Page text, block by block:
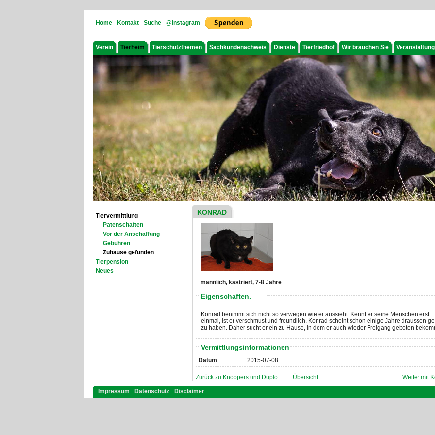
Home Kontakt Suche @instagram
Verein Tierheim Tierschutzthemen Sachkundenachweis Dienste Tierfriedhof Wir brauchen Sie
Tiervermittlung
Patenschaften
Vor der Anschaffung
Gebühren
Zuhause gefunden
Tierpension
Neues
KONRAD
männlich, kastriert, 7-8 Jahre
Eigenschaften.
Konrad benimmt sich nicht so verwegen wie er aussieht. Kennt er seine Menschen erst
einmal, ist er verschmust und freundlich. Konrad scheint schon einige Jahre draussen
zu haben. Daher sucht er ein zu Hause, in dem er auch wieder Freigang geboten
Vermittlungsinformationen
Datum 2015-07-08
Zurück zu Knoppers und Duplo Übersicht Weiter mit
Impressum Datenschutz Disclaimer